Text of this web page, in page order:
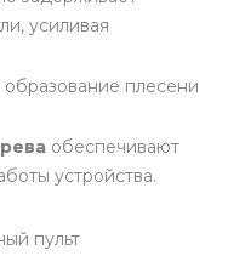
усиливая
плесени
обеспечивают
устройства.
пульт